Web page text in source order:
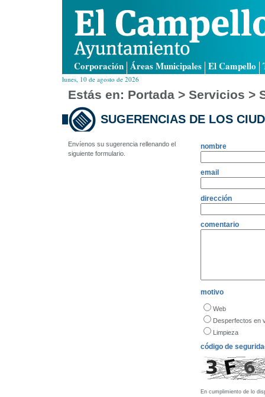
Corporación Áreas Municipales El Campello
lunes, 10 de agosto de 2026
Estás en: Portada > Servicios >
SUGERENCIAS DE LOS
Envíenos su sugerencia rellenando el
siguiente formulario.
nombre
email
dirección
comentario
motivo
Web
Desperfectos en
Limpieza
código de
En cumplimiento de lo